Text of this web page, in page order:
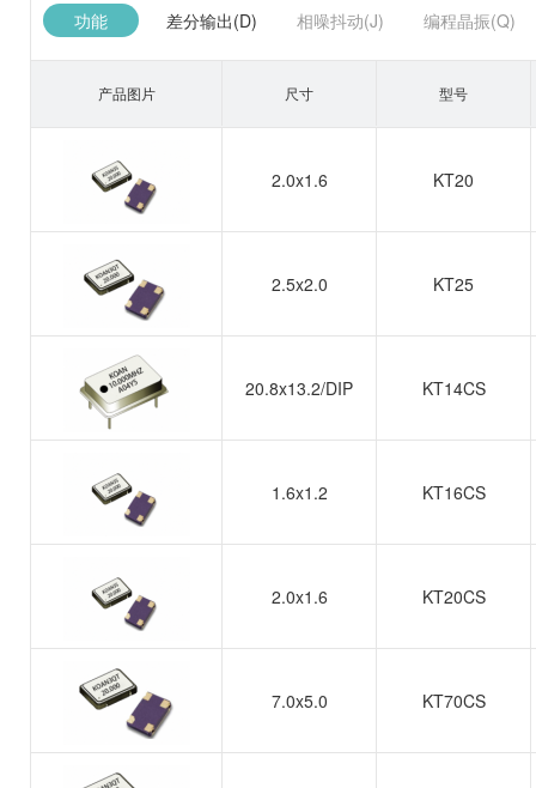
功能 差分输出(D) 相噪抖动(J) 编程晶振(Q)
产品图片 尺寸 型号
2.0x1.6 KT20
2.5x2.0 KT25
20.8x13.2/DIP KT14CS
1.6x1.2 KT16CS
2.0x1.6 KT20CS
7.0x5.0 KT70CS